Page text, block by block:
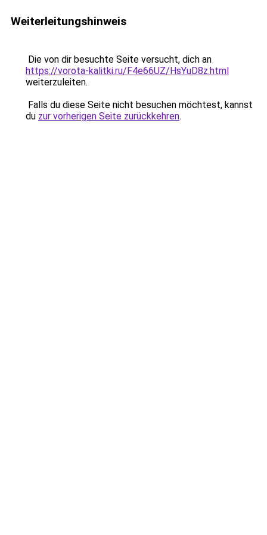
Weiterleitungshinweis
Die von dir besuchte Seite versucht, dich an
https://vorota-kalitki.ru/F4e66UZ/HsYuD8z.html
weiterzuleiten.
Falls du diese Seite nicht besuchen möchtest, kannst
du zur vorherigen Seite zurückkehren.